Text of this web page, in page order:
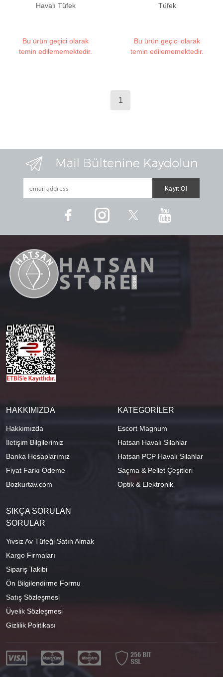
Havalı Tüfek
Bu ürün geçici olarak
temin edilememektedir.
Tüfek
Bu ürün geçici olarak
temin edilememektedir.
1
HAKKIMIZDA
Hakkımızda
İletişim Bilgilerimiz
Banka Hesaplarımız
Fiyat Farkı Ödeme
Bozkurtav.com
KATEGORİLER
Escort Magnum
Hatsan Havalı Silahlar
Hatsan PCP Havalı Silahlar
Saçma & Pellet Çeşitleri
Optik & Elektronik
SIKÇA SORULAN
SORULAR
Yivsiz Av Tüfeği Satın Almak
Kargo Firmaları
Sipariş Takibi
Ön Bilgilendirme Formu
Satış Sözleşmesi
Üyelik Sözleşmesi
Gizlilik Politikası